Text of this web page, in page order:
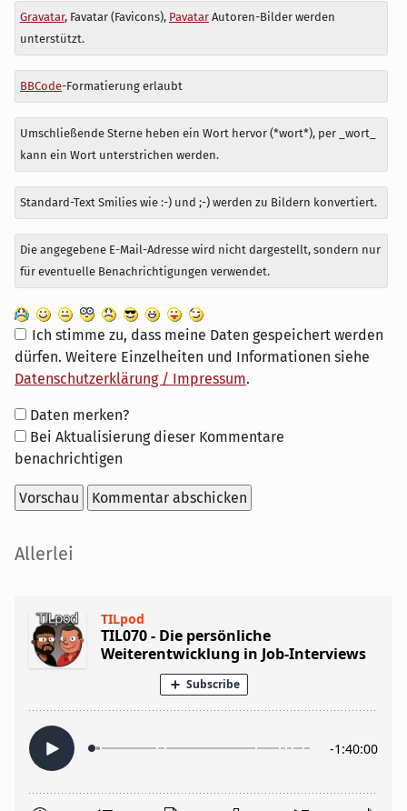
Antwort
zu
Gravatar, Favatar (Favicons), PavatarAutoren-Bilder werden
unterstützt.
BBCode-Formatierung erlaubt
Umschließende Sterne heben ein Wort hervor (*wort*), per _wort_
kann ein Wort unterstrichen werden.
Standard-Text Smilies wie :-) und ;-) werden zu Bildern konvertiert.
Die angegebene E-Mail-Adresse wird nicht dargestellt, sondern nur
für eventuelle Benachrichtigungen verwendet.
Ich stimme zu, dass meine Daten gespeichert werden
dürfen. Weitere Einzelheiten und Informationen siehe
Datenschutzerklärung / Impressum.
Formular-
Optionen
Daten merken?
Bei Aktualisierung dieser Kommentare
benachrichtigen
Seitenleiste
Allerlei